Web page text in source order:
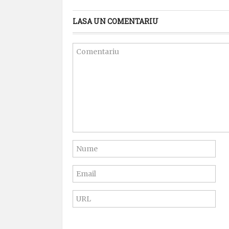
LASA UN COMENTARIU